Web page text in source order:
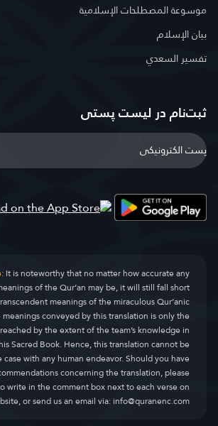
موسوعة المصطلحات الإسلامية
بيان الإسلام
تفسير السعدي
ثبت‌نام در ليست پستى
It is noteworthy that no matter how accurate any
of the Qur’an may be, it will still fall short
meanings of the miraculous Qur’anic
conveyed by this translation is only the
by the extent of the team’s knowledge in
Sacred Book. Hence, this translation cannot be
case with any human endeavor. Should you have
concerning the translation, please
write in the comment box next to each verse on
or send us an email via:info@quranenc.com